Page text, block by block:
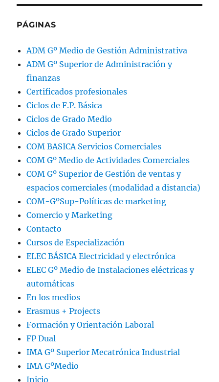
PÁGINAS
ADM Gº Medio de Gestión Administrativa
ADM Gº Superior de Administración y
finanzas
Certificados profesionales
Ciclos de F.P. Básica
Ciclos de Grado Medio
Ciclos de Grado Superior
COM BASICA Servicios Comerciales
COM Gº Medio de Actividades Comerciales
COM Gº Superior de Gestión de ventas y
espacios comerciales (modalidad a distancia)
COM-GºSup-Políticas de marketing
Comercio y Marketing
Contacto
Cursos de Especialización
ELEC BÁSICA Electricidad y electrónica
ELEC Gº Medio de Instalaciones eléctricas y
automáticas
En los medios
Erasmus + Projects
Formación y Orientación Laboral
FP Dual
IMA Gº Superior Mecatrónica Industrial
IMA GºMedio
Inicio